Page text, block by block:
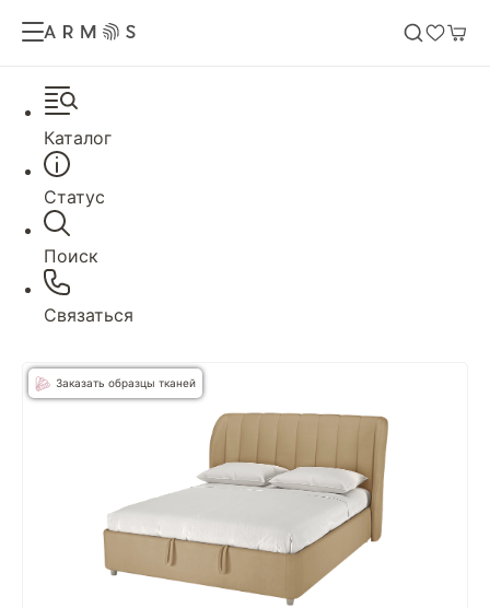
Каталог
Статус
Поиск
Связаться
Заказать образцы тканей